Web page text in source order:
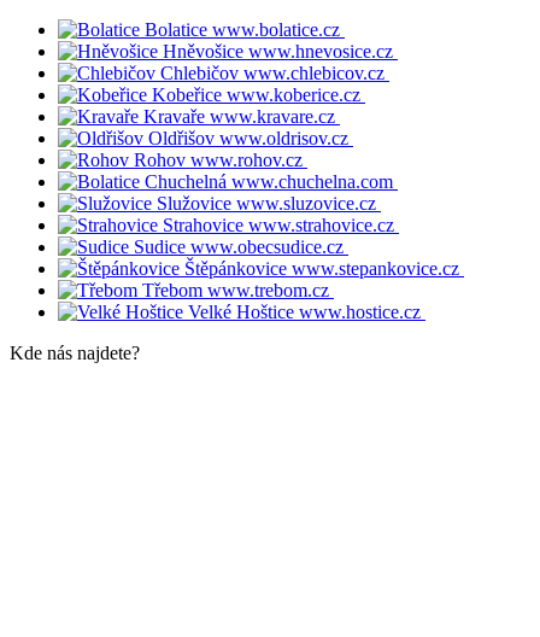
Bolatice www.bolatice.cz
Hněvošice www.hnevosice.cz
Chlebičov www.chlebicov.cz
Kobeřice www.koberice.cz
Kravaře www.kravare.cz
Oldřišov www.oldrisov.cz
Rohov www.rohov.cz
Chuchelná www.chuchelna.com
Služovice www.sluzovice.cz
Strahovice www.strahovice.cz
Sudice www.obecsudice.cz
Štěpánkovice www.stepankovice.cz
Třebom www.trebom.cz
Velké Hoštice www.hostice.cz
Kde nás najdete?